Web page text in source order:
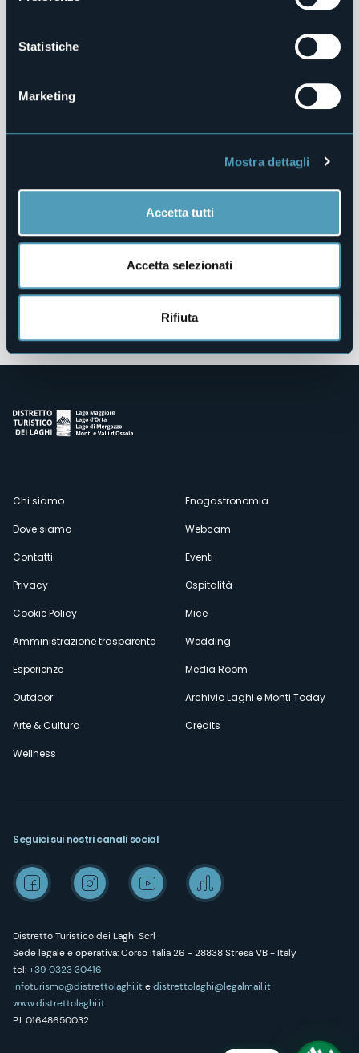
Statistiche
Marketing
Mostra dettagli
Accetta tutti
Accetta selezionati
Rifiuta
Pianificazione e Governo del Territorio
Interventi Straordinari e di Emergenza
Contributi Enti Pubblici ex L. 124/2017
Menù
secondario
Chi siamo
Dove siamo
Contatti
Privacy
Cookie Policy
Amministrazione trasparente
Esperienze
Outdoor
Arte & Cultura
Wellness
Enogastronomia
Webcam
Eventi
Ospitalità
Mice
Wedding
Media Room
Archivio Laghi e Monti Today
Credits
Distretto Turistico dei Laghi Scrl
Sede legale e operativa: Corso Italia 26 - 28838 Stresa VB - Italy
tel:+39 0323 30416
infoturismo@distrettolaghi.itedistrettolaghi@legalmail.it
www.distrettolaghi.it
P.I. 01648650032
Seguici sui nostri canali social